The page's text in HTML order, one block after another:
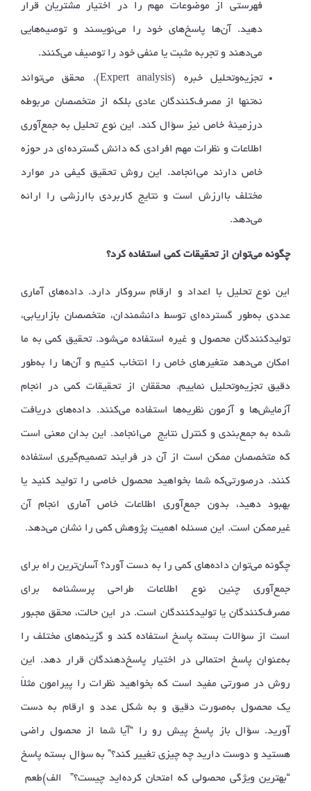
فهرستی از موضوعات مهم را در اختیار مشتریان قرار
دهید. آن‌ها پاسخ‌های خود را می‌نویسند و توصیه‌هایی
می‌دهند و تجربه مثبت یا منفی خود را توصیف می‌کنند.
تجزیه‌وتحلیل خبره (Expert analysis). محقق می‌تواند
نه‌تنها از مصرف‌کنندگان عادی بلکه از متخصصان مربوطه
درزمینهٔ خاص نیز سؤال کند. این نوع تحلیل به جمع‌آوری
اطلاعات و نظرات مهم افرادی که دانش گسترده‌ای در حوزه
خاص دارند می‌انجامد. این روش تحقیق کیفی در موارد
مختلف باارزش است و نتایج کاربردی باارزشی را ارائه
می‌دهد.
چگونه می‌توان از تحقیقات کمی استفاده کرد؟
این نوع تحلیل با اعداد و ارقام سروکار دارد. داده‌های آماری
عددی به‌طور گسترده‌ای توسط دانشمندان، متخصصان بازاریابی،
تولیدکنندگان محصول و غیره استفاده می‌شود. تحقیق کمی به ما
امکان می‌دهد متغیرهای خاص را انتخاب کنیم و آن‌ها را به‌طور
دقیق تجزیه‌وتحلیل نماییم. محققان از تحقیقات کمی در انجام
آزمایش‌ها و آزمون نظریه‌ها استفاده می‌کنند. داده‌های دریافت
شده به جمع‌بندی و کنترل نتایج می‌انجامد. این بدان معنی است
که متخصصان ممکن است از آن در فرایند تصمیم‌گیری استفاده
کنند. درصورتی‌که شما بخواهید محصول خاصی را تولید کنید یا
بهبود دهید، بدون جمع‌آوری اطلاعات خاص آماری انجام آن
غیرممکن است. این مسئله اهمیت پژوهش کمی را نشان می‌دهد.
چگونه می‌توان داده‌های کمی را به دست آورد؟ آسان‌ترین راه برای
جمع‌آوری چنین نوع اطلاعات طراحی پرسشنامه برای
مصرف‌کنندگان یا تولیدکنندگان است. در این حالت، محقق مجبور
است از سؤالات بسته پاسخ استفاده كند و گزینه‌های مختلف را
به‌عنوان پاسخ احتمالی در اختیار پاسخ‌دهندگان قرار دهد. این
روش در صورتی مفید است که بخواهید نظرات را پیرامون مثلاً
یک محصول به‌صورت دقیق و به شکل عدد و ارقام به دست
آورید. سؤال باز پاسخ پیش رو را “آیا شما از محصول راضی
هستید و دوست دارید چه چیزی تغییر کند؟” به سؤال بسته پاسخ
“بهترین ویژگی محصولی که امتحان کرده‌اید چیست؟” الف)طعم